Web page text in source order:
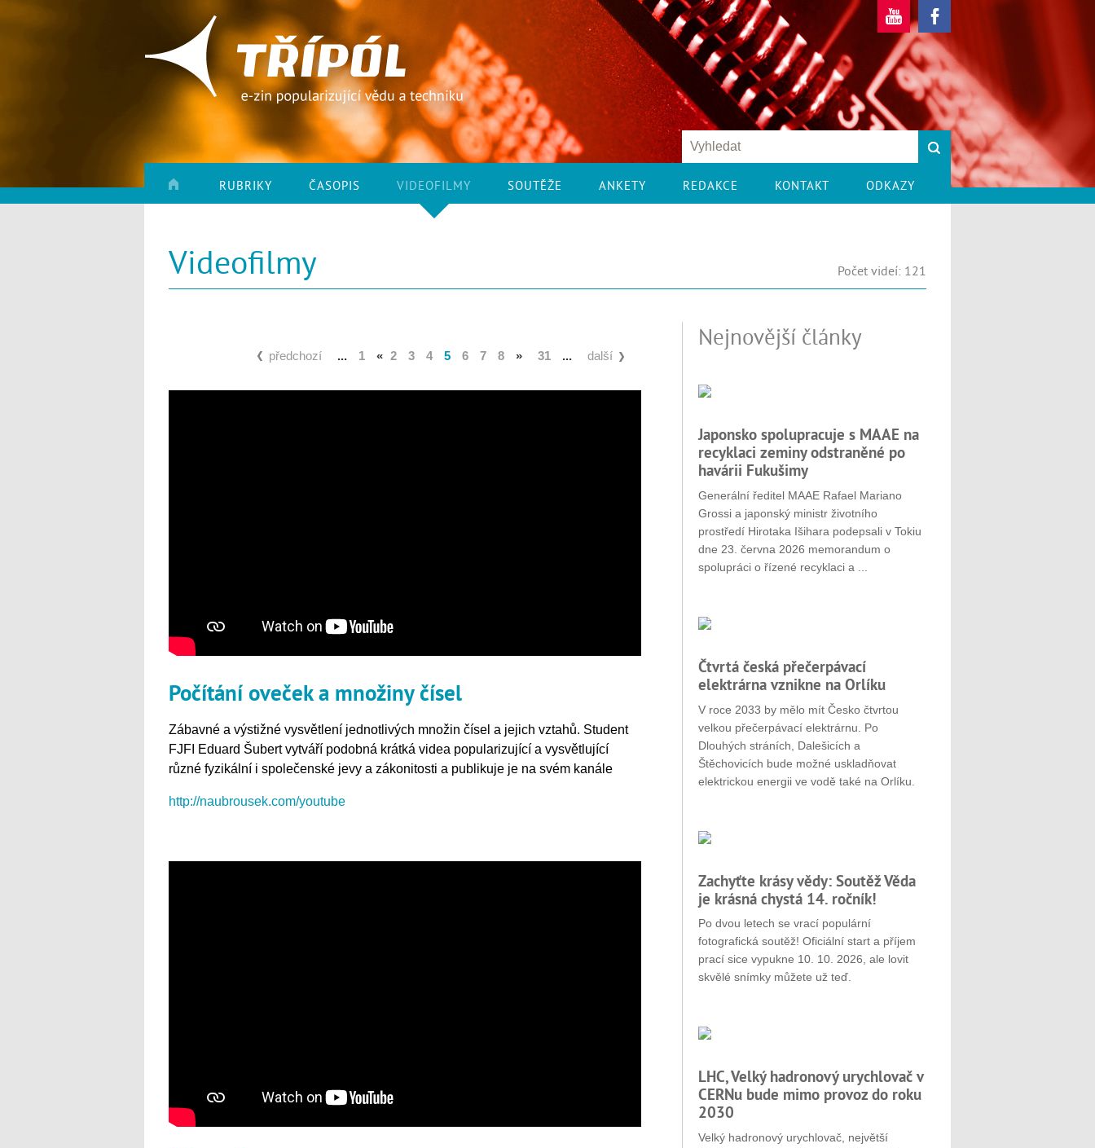
RUBRIKY ČASOPIS VIDEOFILMY SOUTĚŽE ANKETY REDAKCE KONTAKT ODKAZY
Videofilmy Počet videí: 121
předchozí ... 1 « 2 3 4 5 6 7 8 » 31 ... další
Počítání oveček a množiny čísel
Zábavné a výstižné vysvětlení jednotlivých množin čísel a jejich vztahů. Student
FJFI Eduard Šubert vytváří podobná krátká videa popularizující a vysvětlující
různé fyzikální i společenské jevy a zákonitosti a publikuje je na svém kanále
http://naubrousek.com/youtube
Nejnovější články
Japonsko spolupracuje s MAAE na
recyklaci zeminy odstraněné po
havárii Fukušimy
Generální ředitel MAAE Rafael Mariano
Grossi a japonský ministr životního
prostředí Hirotaka Išihara podepsali v Tokiu
dne 23. června 2026 memorandum o
spolupráci o řízené recyklaci a ...
Čtvrtá česká přečerpávací
elektrárna vznikne na Orlíku
V roce 2033 by mělo mít Česko čtvrtou
velkou přečerpávací elektrárnu. Po
Dlouhých stráních, Dalešicích a
Štěchovicích bude možné uskladňovat
elektrickou energii ve vodě také na Orlíku.
Zachyťte krásy vědy: Soutěž Věda
je krásná chystá 14. ročník!
Po dvou letech se vrací populární
fotografická soutěž! Oficiální start a příjem
prací sice vypukne 10. 10. 2026, ale lovit
skvělé snímky můžete už teď.
LHC, Velký hadronový urychlovač v
CERNu bude mimo provoz do roku
2030
Velký hadronový urychlovač, největší